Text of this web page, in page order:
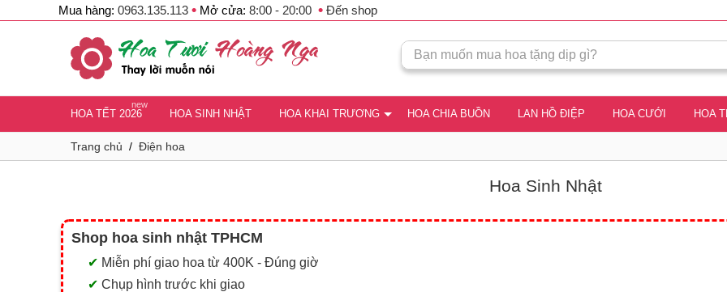
Mua hàng: 0963.135.113 • Mở cửa: 8:00 - 20:00 • Đến shop
new
HOA TẾT 2026 HOA SINH NHẬT HOA KHAI TRƯƠNG HOA CHIA BUỒN LAN HỒ ĐIỆP HOA CƯỚI HOA
Trang chủ / Điện hoa
Hoa Sinh Nhật
Shop hoa sinh nhật TPHCM
✔ Miễn phí giao hoa từ 400K - Đúng giờ
✔ Chụp hình trước khi giao